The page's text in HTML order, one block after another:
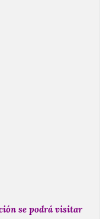
se podrá visitar